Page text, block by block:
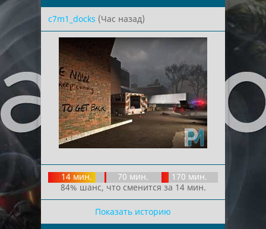
c7m1_docks (Час назад)
14 мин. 70 мин.
170 мин.
84% шанс, что сменится за 14 мин.
Показать историю